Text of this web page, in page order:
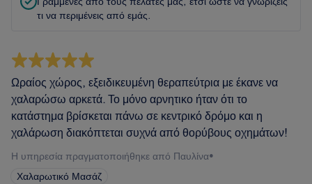
τι να περιμένεις από εμάς.
Ωραίος χώρος, εξειδικευμένη θεραπεύτρια με έκανε να
χαλαρώσω αρκετά. Το μόνο αρνητικο ήταν ότι το
κατάστημα βρίσκεται πάνω σε κεντρικό δρόμο και η
χαλάρωση διακόπτεται συχνά από θορύβους οχημάτων!
Η υπηρεσία πραγματοποιήθηκε από Παυλίνα•
Χαλαρωτικό Μασάζ